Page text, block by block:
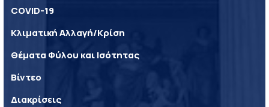
COVID-19
Κλιματική Αλλαγή/Κρίση
Θέματα Φύλου και Ισότητας
Βίντεο
Διακρίσεις